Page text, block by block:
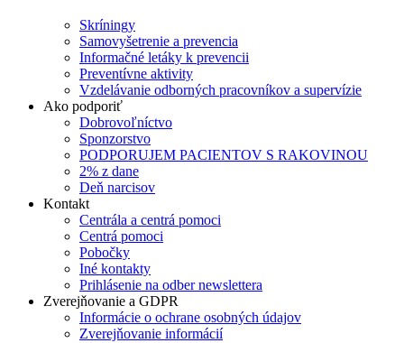
Skríningy
Samovyšetrenie a prevencia
Informačné letáky k prevencii
Preventívne aktivity
Vzdelávanie odborných pracovníkov a supervízie
Ako podporiť
Dobrovoľníctvo
Sponzorstvo
PODPORUJEM PACIENTOV S RAKOVINOU
2% z dane
Deň narcisov
Kontakt
Centrála a centrá pomoci
Centrá pomoci
Pobočky
Iné kontakty
Prihlásenie na odber newslettera
Zverejňovanie a GDPR
Informácie o ochrane osobných údajov
Zverejňovanie informácií